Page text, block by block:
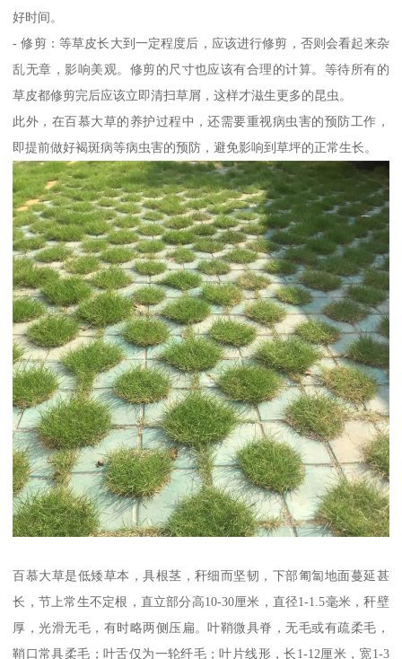
好时间。
- 修剪：等草皮长大到一定程度后，应该进行修剪，否则会看起来杂
乱无章，影响美观。修剪的尺寸也应该有合理的计算。等待所有的
草皮都修剪完后应该立即清扫草屑，这样才滋生更多的昆虫。
此外，在百慕大草的养护过程中，还需要重视病虫害的预防工作，
即提前做好褐斑病等病虫害的预防，避免影响到草坪的正常生长。
百慕大草是低矮草本，具根茎，秆细而坚韧，下部匍匐地面蔓延甚
长，节上常生不定根，直立部分高10-30厘米，直径1-1.5毫米，秆壁
厚，光滑无毛，有时略两侧压扁。叶鞘微具脊，无毛或有疏柔毛，
鞘口常具柔毛；叶舌仅为一轮纤毛；叶片线形，长1-12厘米，宽1-3